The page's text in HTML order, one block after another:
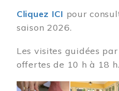
Cliquez ICI pour
saison 2026.
Les visites guidées
offertes de 10 h à 18 h.
Image